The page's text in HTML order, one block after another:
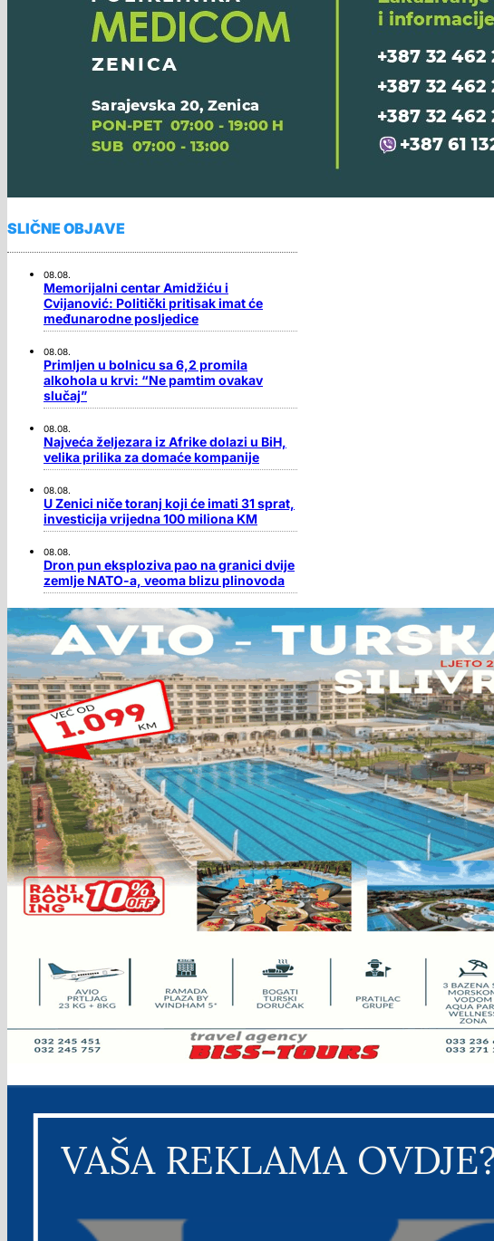
SLIČNE OBJAVE
08.08.
Memorijalni centar Amidžiću i
Cvijanović: Politički pritisak imat će
međunarodne posljedice
08.08.
Primljen u bolnicu sa 6,2 promila
alkohola u krvi: “Ne pamtim ovakav
slučaj”
08.08.
Najveća željezara iz Afrike dolazi u BiH,
velika prilika za domaće kompanije
08.08.
U Zenici niče toranj koji će imati 31 sprat,
investicija vrijedna 100 miliona KM
08.08.
Dron pun eksploziva pao na granici dvije
zemlje NATO-a, veoma blizu plinovoda